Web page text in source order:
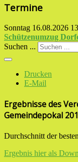
Termine
Sonntag 16.08.2026
Schützenumzug
Suchen ...
Drucken
E-Mail
Ergebnisse des
Gemeindepokal
Durchschnitt der
Ergebnis hier als